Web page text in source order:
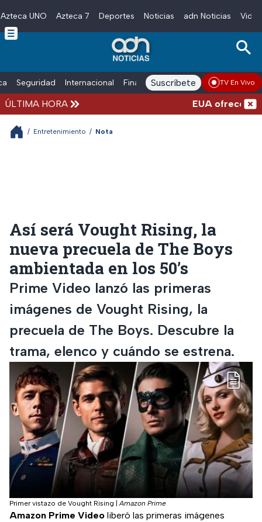
Skip to main content
Azteca UNO Azteca 7 Deportes Noticias adn Noticias
Seguridad Internacional Finanzas adn Noticias Radio
Suscríbete TV En Vivo
ÚLTIMA HORA EUA ofrece más
/ Entretenimiento / Nota
Así será Vought Rising, la
nueva precuela de The Boys
ambientada en los 50’s
Prime Video lanzó las primeras
imágenes de Vought Rising, la
precuela de The Boys. Descubre la
trama, elenco y cuándo se estrena.
Primer vistazo de Vought Rising |Amazon Prime
Amazon Prime Video liberó las primeras imágenes